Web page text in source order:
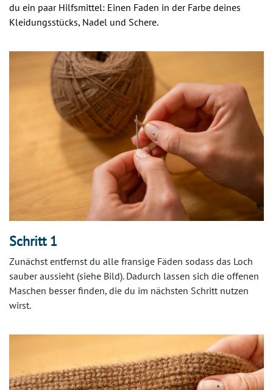
du ein paar Hilfsmittel: Einen Faden in der Farbe deines
Kleidungsstücks, Nadel und Schere.
Schritt 1
Zunächst entfernst du alle fransige Fäden sodass das Loch
sauber aussieht (siehe Bild). Dadurch lassen sich die offenen
Maschen besser finden, die du im nächsten Schritt nutzen
wirst.